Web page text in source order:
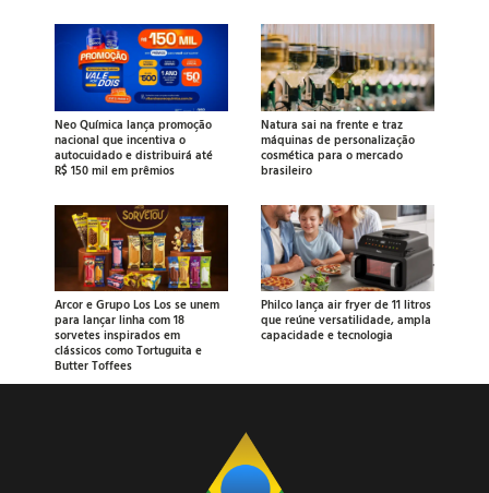
Neo Química lança promoção
nacional que incentiva o
autocuidado e distribuirá até
R$ 150 mil em prêmios
Natura sai na frente e traz
máquinas de personalização
cosmética para o mercado
brasileiro
Arcor e Grupo Los Los se unem
para lançar linha com 18
sorvetes inspirados em
clássicos como Tortuguita e
Butter Toffees
Philco lança air fryer de 11 litros
que reúne versatilidade, ampla
capacidade e tecnologia